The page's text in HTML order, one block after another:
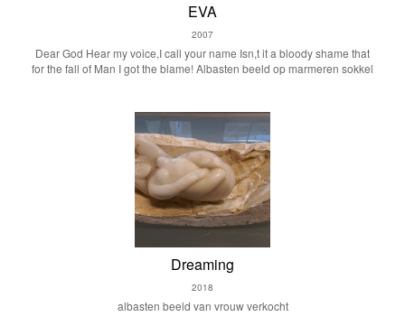
EVA
2007
Dear God Hear my voice,I call your name Isn,t it a bloody shame that
for the fall of Man I got the blame! Albasten beeld op marmeren sokkel
Dreaming
2018
albasten beeld van vrouw verkocht